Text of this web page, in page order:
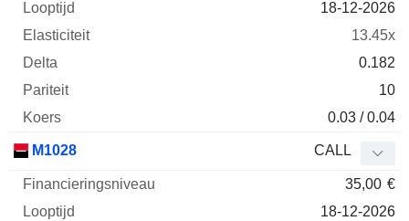
18-12-2026
13.45x
0.182
10
0.03 / 0.04
M1028 CALL
35,00 €
18-12-2026